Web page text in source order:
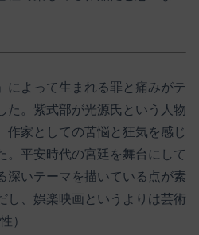
によって生まれる罪と痛みがテ
た。紫式部が光源氏という人物
作家としての苦悩と狂気を感じ
。平安時代の宮廷を舞台にして
深いテーマを描いている点が素
し、娯楽映画というよりは芸術
）